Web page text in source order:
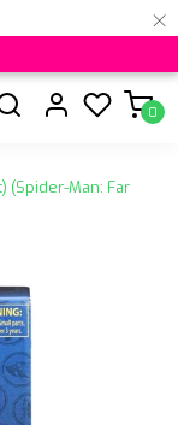
×
0
(Spider-Man: Far